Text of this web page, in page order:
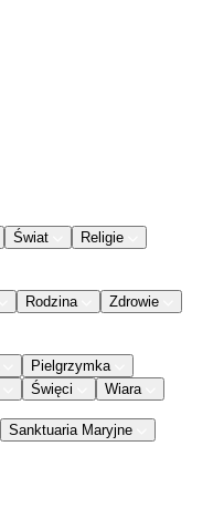
Świat
Religie
Rodzina
Zdrowie
Pielgrzymka
Święci Wiara
Sanktuaria Maryjne